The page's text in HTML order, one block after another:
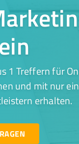
1 Treffern für
und mit nur
erhalten.